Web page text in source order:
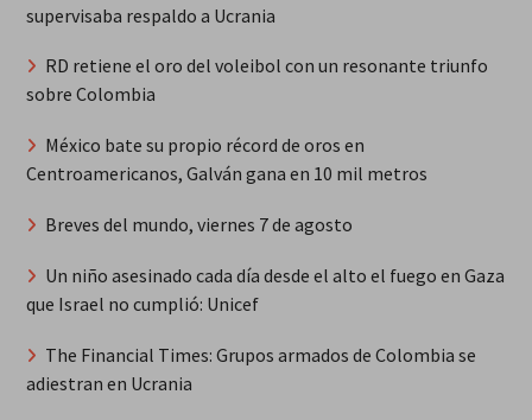
supervisaba respaldo a Ucrania
RD retiene el oro del voleibol con un resonante triunfo
sobre Colombia
México bate su propio récord de oros en
Centroamericanos, Galván gana en 10 mil metros
Breves del mundo, viernes 7 de agosto
Un niño asesinado cada día desde el alto el fuego en Gaza
que Israel no cumplió: Unicef
The Financial Times: Grupos armados de Colombia se
adiestran en Ucrania